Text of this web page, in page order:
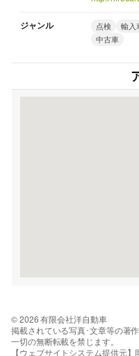
ジャンル 点検 輸入
中古車
© 2026 有限会社洋自動車
掲載されている写真･文章等の著
一切の無断転載を禁じます。
【ウェブサイトシステム提供元